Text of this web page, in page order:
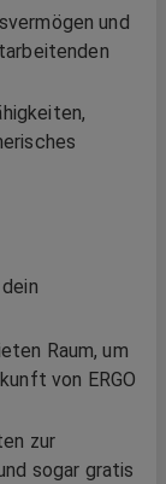
und
Raum, um
von ERGO
zur
sogar gratis